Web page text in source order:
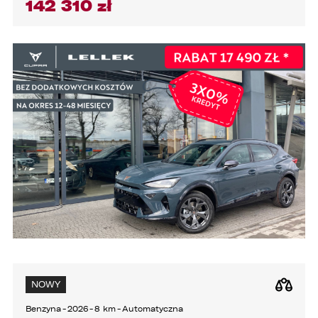
142 310 zł
NOWY
Benzyna-2026-8 km-Automatyczna
konieczność przetwarzania danych (podmioty
przetwarzające).
1. Państwa dane będą przechowywane przez
Administratora przez okres nie dłuższy niż
wymagają tego przepisy prawa lub do czasu
cofnięcia wcześniej udzielonej przez Państwa
zgody.
2. Posiadają Państwo prawo do żądania od
administratora dostępu do danych osobowych,
ich sprostowania, usunięcia lub ograniczenia
przetwarzania, a także prawo sprzeciwu,
żądania zaprzestania przetwarzania i
przenoszenia danych, jak również prawo do
cofnięcia zgody w dowolnym momencie bez
jej cofnięciem
Prezesa Urzędu Ochrony Danych Osobowych